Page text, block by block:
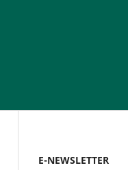
E-NEWSLETTER